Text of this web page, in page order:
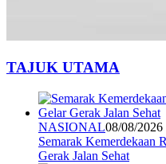
TAJUK UTAMA
NASIONAL08/08/2026
Semarak Kemerdekaan
Gerak Jalan Sehat